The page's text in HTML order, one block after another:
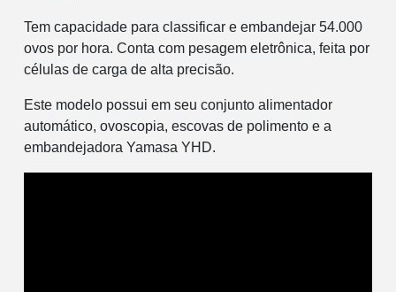
Tem capacidade para classificar e embandejar 54.000
ovos por hora. Conta com pesagem eletrônica, feita por
células de carga de alta precisão.
Este modelo possui em seu conjunto alimentador
automático, ovoscopia, escovas de polimento e a
embandejadora Yamasa YHD.